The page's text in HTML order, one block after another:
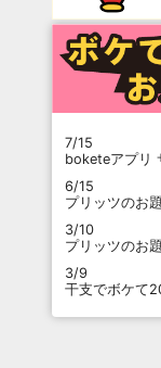
7/15
boketeアプリ
6/15
プリッツのお
3/10
プリッツのお
3/9
干支でボケて